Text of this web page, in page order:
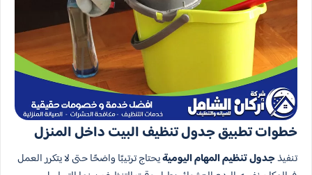
خطوات تطبيق جدول تنظيف البيت داخل المنزل
تنفيذجدول تنظيم المهام اليوميةيحتاج ترتيبًا واضحًا حتى لا يتكرر العمل